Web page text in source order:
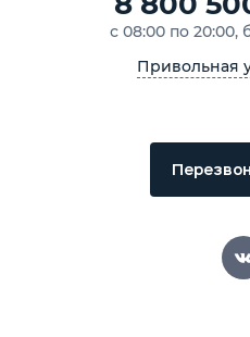
с 08:00 по 20:00,
Привольная